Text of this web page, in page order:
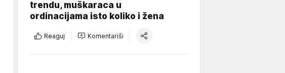
trendu, muškaraca u
ordinacijama isto koliko i žena
Reaguj Komentariši